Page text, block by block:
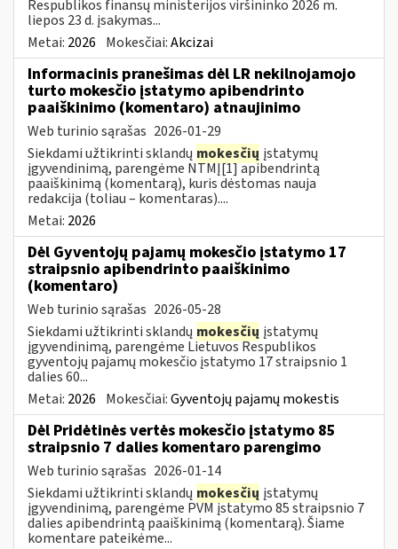
Respublikos finansų ministerijos viršininko 2026 m.
liepos 23 d. įsakymas...
Metai: 2026 Mokesčiai:Akcizai
Informacinis pranešimas dėl LR nekilnojamojo
turto mokesčio įstatymo apibendrinto
paaiškinimo (komentaro) atnaujinimo
Web turinio sąrašas 2026-01-29
Siekdami užtikrinti sklandų mokesčių įstatymų
įgyvendinimą, parengėme NTMĮ[1] apibendrintą
paaiškinimą (komentarą), kuris dėstomas nauja
redakcija (toliau – komentaras)....
Metai: 2026
Dėl Gyventojų pajamų mokesčio įstatymo 17
straipsnio apibendrinto paaiškinimo
(komentaro)
Web turinio sąrašas 2026-05-28
Siekdami užtikrinti sklandų mokesčių įstatymų
įgyvendinimą, parengėme Lietuvos Respublikos
gyventojų pajamų mokesčio įstatymo 17 straipsnio 1
dalies 60...
Metai: 2026 Mokesčiai:Gyventojų pajamų mokestis
Dėl Pridėtinės vertės mokesčio įstatymo 85
straipsnio 7 dalies komentaro parengimo
Web turinio sąrašas 2026-01-14
Siekdami užtikrinti sklandų mokesčių įstatymų
įgyvendinimą, parengėme PVM įstatymo 85 straipsnio 7
dalies apibendrintą paaiškinimą (komentarą). Šiame
komentare pateikėme...